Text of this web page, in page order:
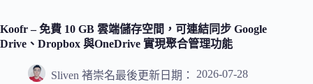
Koofr – 免費 10 GB 雲端儲存空間，可連結同步 Google
Drive、Dropbox 與OneDrive 實現聚合管理功能
Sliven 褚崇名最後更新日期：
2026-07-28